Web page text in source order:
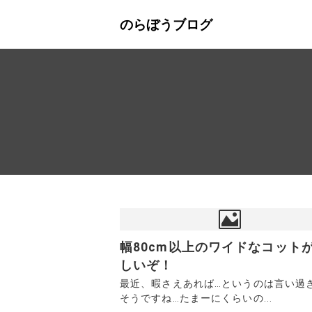
のらぼうブログ
幅80cm以上のワイドなコット
しいぞ！
最近、暇さえあれば…というのは言い過
そうですね…たまーにくらいの...